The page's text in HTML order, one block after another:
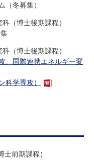
冬募集）
（博士後期課程）
（博士後期課程）
、国際連携エネルギー変
科学専攻）
前期課程）